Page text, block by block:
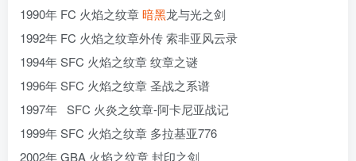
1990年 FC 火焰之纹章暗黑龙与光之剑
1992年 FC 火焰之纹章外传 索非亚风云录
1994年 SFC 火焰之纹章 纹章之谜
1996年 SFC 火焰之纹章 圣战之系谱
1997年 SFC 火炎之纹章-阿卡尼亚战记
1999年 SFC 火焰之纹章 多拉基亚776
2002年 GBA 火焰之纹章 封印之剑